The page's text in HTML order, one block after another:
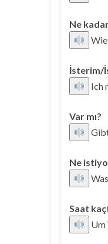
Ne
İsterim/
Ich
Var mı?
Ne
Saat
Um